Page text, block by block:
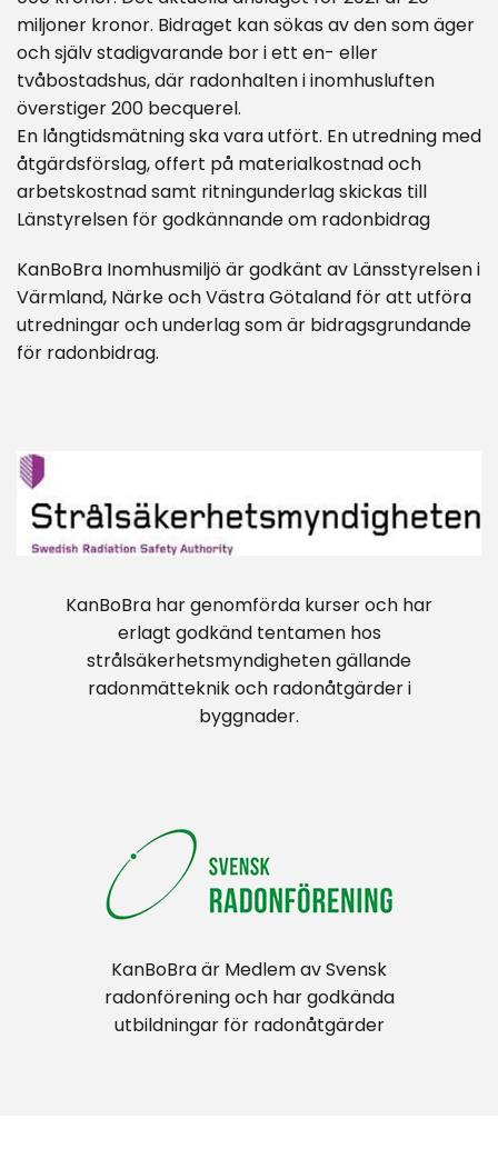
miljoner kronor. Bidraget kan sökas av den som äger
och själv stadigvarande bor i ett en- eller
tvåbostadshus, där radonhalten i inomhusluften
överstiger 200 becquerel.
En långtidsmätning ska vara utfört. En utredning med
åtgärdsförslag, offert på materialkostnad och
arbetskostnad samt ritningunderlag skickas till
Länstyrelsen för godkännande om radonbidrag
KanBoBra Inomhusmiljö är godkänt av Länsstyrelsen i
Värmland, Närke och Västra Götaland för att utföra
utredningar och underlag som är bidragsgrundande
för radonbidrag.
KanBoBra har genomförda kurser och har
erlagt godkänd tentamen hos
strålsäkerhetsmyndigheten gällande
radonmätteknik och radonåtgärder i
byggnader.
KanBoBra är Medlem av Svensk
radonförening och har godkända
utbildningar för radonåtgärder